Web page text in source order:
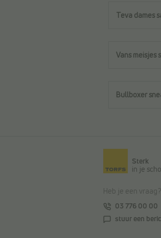
Teva dames
Vans meisjes
Bullboxer
Sterk
in je
Heb je een vraag?
03 776 00 00
stuur een